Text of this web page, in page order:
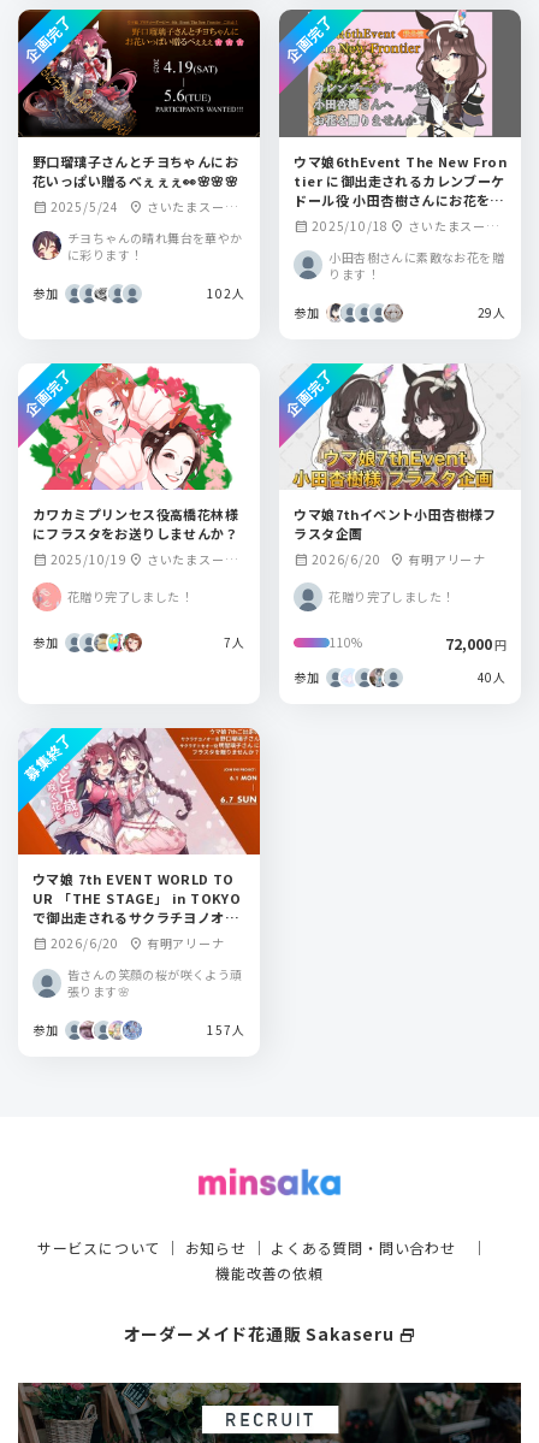
野口瑠璃子さんとチヨちゃんにお
花いっぱい贈るべぇぇぇ👀🌸🌸🌸
calendar_month 2025/5/24 location_on さいたまスーパ
チヨちゃんの晴れ舞台を華やか
に彩ります！
参加 102人
企画完了
ウマ娘6thEvent The New Fron
tier に御出走されるカレンブーケ
ドール役 小田杏樹さんにお花を贈
りませんか？
calendar_month 2025/10/18 location_on さいたまスーパ
小田杏樹さんに素敵なお花を贈
ります！
参加 29人
企画完了
カワカミプリンセス役高橋花林様
にフラスタをお送りしませんか？
calendar_month 2025/10/19 location_on さいたまスーパ
花贈り完了しました！
参加 7人
企画完了
ウマ娘7thイベント小田杏樹様フ
ラスタ企画
calendar_month 2026/6/20 location_on 有明アリーナ
花贈り完了しました！
110% 72,000円
参加
40人
企画完了
ウマ娘 7th EVENT WORLD TO
UR 「THE STAGE」 in TOKYO
で御出走されるサクラチヨノオー
役、野口瑠璃子さん。サクラチト
セオー役、明智瑠子さんにフラス
タを送りませんか？
calendar_month 2026/6/20 location_on 有明アリーナ
皆さんの笑顔の桜が咲くよう頑
張ります🌸
参加 157人
募集終了
サービスについて ｜ お知らせ ｜ よくある質問・問い合わせ ｜
機能改善の依頼
オーダーメイド花通販 Sakaseru select_window